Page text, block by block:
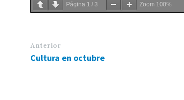
Página 1 / 3 Zoom 100%
Anterior
Cultura en octubre